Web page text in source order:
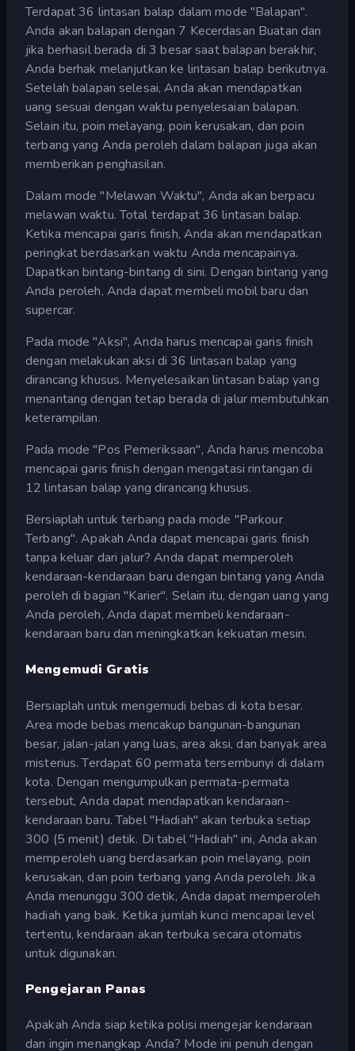
Terdapat 36 lintasan balap dalam mode "Balapan".
Anda akan balapan dengan 7 Kecerdasan Buatan dan
jika berhasil berada di 3 besar saat balapan berakhir,
Anda berhak melanjutkan ke lintasan balap berikutnya.
Setelah balapan selesai, Anda akan mendapatkan
uang sesuai dengan waktu penyelesaian balapan.
Selain itu, poin melayang, poin kerusakan, dan poin
terbang yang Anda peroleh dalam balapan juga akan
memberikan penghasilan.
Dalam mode "Melawan Waktu", Anda akan berpacu
melawan waktu. Total terdapat 36 lintasan balap.
Ketika mencapai garis finish, Anda akan mendapatkan
peringkat berdasarkan waktu Anda mencapainya.
Dapatkan bintang-bintang di sini. Dengan bintang yang
Anda peroleh, Anda dapat membeli mobil baru dan
supercar.
Pada mode "Aksi", Anda harus mencapai garis finish
dengan melakukan aksi di 36 lintasan balap yang
dirancang khusus. Menyelesaikan lintasan balap yang
menantang dengan tetap berada di jalur membutuhkan
keterampilan.
Pada mode "Pos Pemeriksaan", Anda harus mencoba
mencapai garis finish dengan mengatasi rintangan di
12 lintasan balap yang dirancang khusus.
Bersiaplah untuk terbang pada mode "Parkour
Terbang". Apakah Anda dapat mencapai garis finish
tanpa keluar dari jalur? Anda dapat memperoleh
kendaraan-kendaraan baru dengan bintang yang Anda
peroleh di bagian "Karier". Selain itu, dengan uang yang
Anda peroleh, Anda dapat membeli kendaraan-
kendaraan baru dan meningkatkan kekuatan mesin.
Mengemudi Gratis
Bersiaplah untuk mengemudi bebas di kota besar.
Area mode bebas mencakup bangunan-bangunan
besar, jalan-jalan yang luas, area aksi, dan banyak area
misterius. Terdapat 60 permata tersembunyi di dalam
kota. Dengan mengumpulkan permata-permata
tersebut, Anda dapat mendapatkan kendaraan-
kendaraan baru. Tabel "Hadiah" akan terbuka setiap
300 (5 menit) detik. Di tabel "Hadiah" ini, Anda akan
memperoleh uang berdasarkan poin melayang, poin
kerusakan, dan poin terbang yang Anda peroleh. Jika
Anda menunggu 300 detik, Anda dapat memperoleh
hadiah yang baik. Ketika jumlah kunci mencapai level
tertentu, kendaraan akan terbuka secara otomatis
untuk digunakan.
Pengejaran Panas
Apakah Anda siap ketika polisi mengejar kendaraan
dan ingin menangkap Anda? Mode ini penuh dengan